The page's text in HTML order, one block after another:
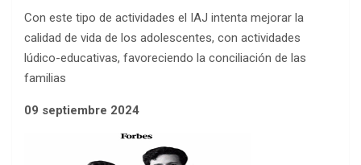
Con este tipo de actividades el IAJ intenta mejorar la
calidad de vida de los adolescentes, con actividades
lúdico-educativas, favoreciendo la conciliación de las
familias
09 septiembre 2024